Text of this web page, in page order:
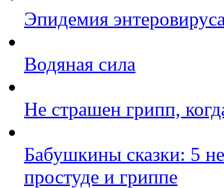
Эпидемия
Водяная сила
Не страшен грипп,
Бабушкины сказки: 5
простуде и гриппе